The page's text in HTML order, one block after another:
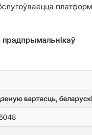
вартасць,